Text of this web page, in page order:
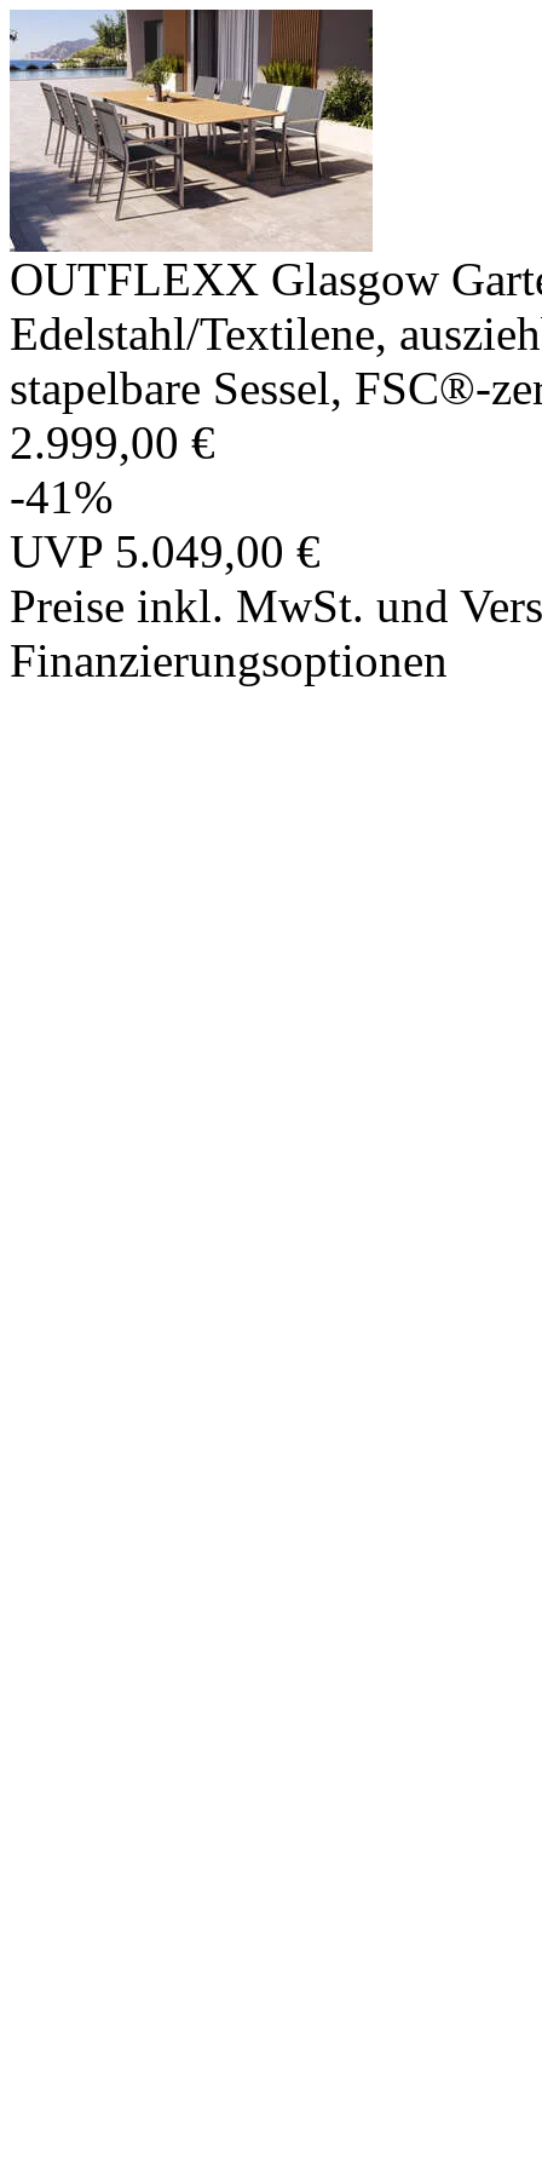
OUTFLEXX Glasgow
Edelstahl/Textilene,
stapelbare Sessel, FSC®-
2.999,00 €
-41%
UVP 5.049,00 €
Preise inkl. MwSt. und
Finanzierungsoptionen